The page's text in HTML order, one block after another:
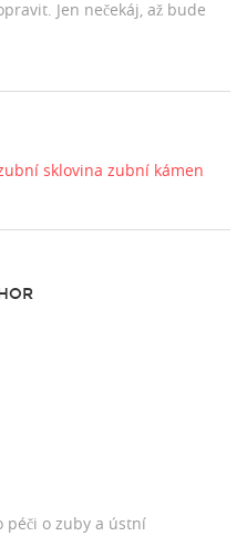
Jen nečekáj, až bude
sklovina zubní kámen
péči o zuby a ústní